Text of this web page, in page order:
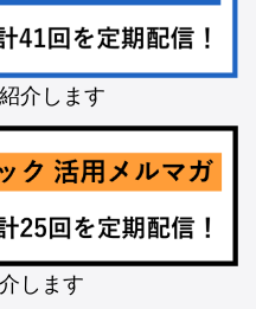
介します
します